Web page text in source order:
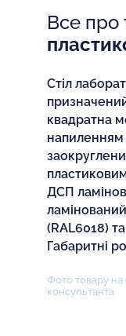
Все про
Стіл
квадратна
напиленням
ДСП
(RAL6018)
Габаритні
Фото товару на
консультанта.